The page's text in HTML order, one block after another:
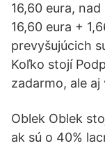
16,60 eura,
16,60 eura +
prevyšujúcich
Koľko stojí
zadarmo, ale
Oblek Oblek
ak sú o 40%